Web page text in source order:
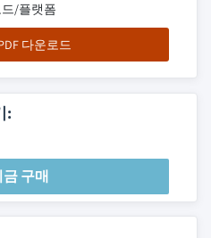
/플랫폼
다운로드
:
구매